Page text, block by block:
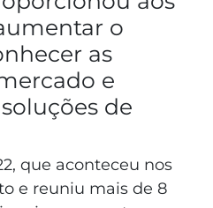
o
as
e
de
que aconteceu nos
e reuniu mais de 8